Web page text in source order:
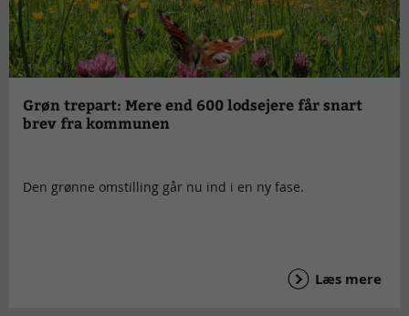
Grøn trepart: Mere end 600 lodsejere får snart
brev fra kommunen
Den grønne omstilling går nu ind i en ny fase.
Læs mere